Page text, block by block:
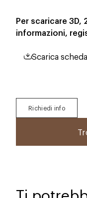
Per scaricare 3D,
informazioni,
Scarica
Richiedi info